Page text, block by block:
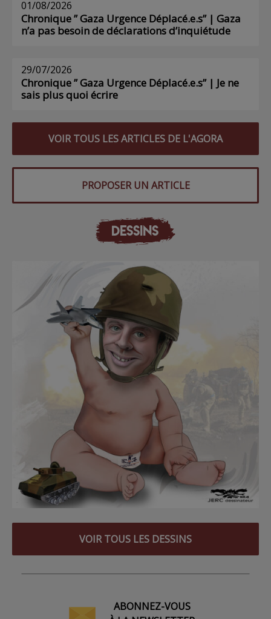
01/08/2026
Chronique ” Gaza Urgence Déplacé.e.s” | Gaza
n’a pas besoin de déclarations d’inquiétude
29/07/2026
Chronique ” Gaza Urgence Déplacé.e.s” | Je ne
sais plus quoi écrire
VOIR TOUS LES ARTICLES DE L'AGORA
PROPOSER UN ARTICLE
DESSINS
VOIR TOUS LES DESSINS
ABONNEZ-VOUS